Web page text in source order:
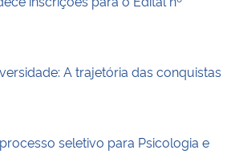
A trajetória das conquistas
seletivo para Psicologia e